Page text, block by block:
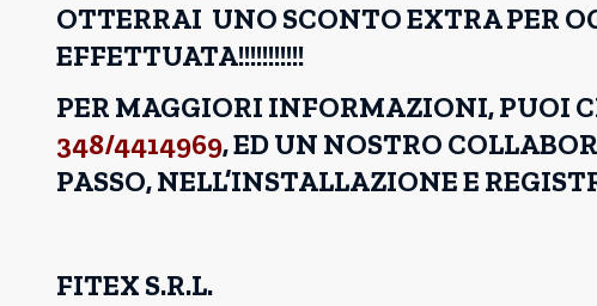
OTTERRAI UNO SCONTO EXTRA PER
EFFETTUATA!!!!!!!!!!!
PER MAGGIORI INFORMAZIONI, PUOI
348/4414969, ED UN NOSTRO
PASSO, NELL’INSTALLAZIONE E
FITEX S.R.L.